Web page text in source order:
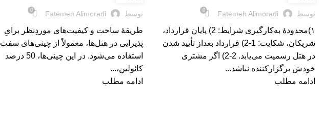
توسط Fatemeh Alimoradi
0
۱)محدودۀ به‌کارگیری شرایط: 2) پایان قرارداد،
شریکان، شکایت: 1-2) قرارداد بعداز تأیید شدن
در هتل رسمیت می‌یابد. 2-2) اگر مشتری
خودش برگزارکننده نباشد...
ادامه مطلب
توسط Fatemeh Alimoradi
0
طریقۀ ساخت و کیفیت‌های موردِنظر برایِ
پذیرایی در هتل‌ها، معمولاً از چینی‌های سفت
استفاده می‌شود. در این چینی‌ها، 50 درصد
کائولین،...
ادامه مطلب